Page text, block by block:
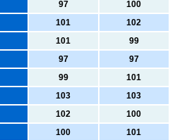
97
100
101
102
101
99
97
97
99
101
103
103
102
100
100
101